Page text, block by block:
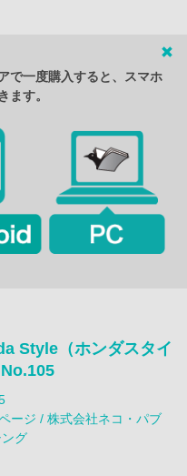
で一度購入すると、スマホ
ます。
Style（ホンダスタイ
ージ / 株式会社ネコ・パブ
ング